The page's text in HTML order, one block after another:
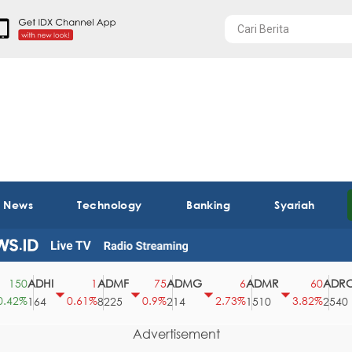
Technology Banking Syariah
ADHI
164
0.61%
ADMF
8225
0.9%
ADMG
214
2.73%
ADMR
1510
3.82%
ADRO
2540
Advertisement